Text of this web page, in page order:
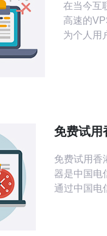
在当今互
高速的
为个人用
VPS。 1. 选择香港CN2 VPS的理由
选择香港
免费试用
免费试用香港
器是中国电
通过中国电